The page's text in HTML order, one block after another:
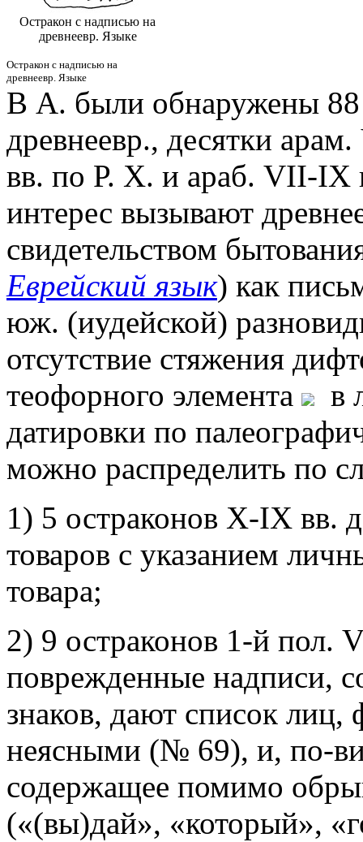
Остракон с надписью на
древнеевр. Языке
Остракон с надписью на
древнеевр. Языке
В А. были обнаружены
древнеевр., десятки
вв. по Р. Х. и араб. VII-
интерес вызывают
свидетельством
Еврейский язык) как
юж. (иудейской)
отсутствие стяжения
теофорного элемента
в
датировки по
можно распределить по
1) 5 остраконов X-IX вв.
товаров с указанием
товара;
2) 9 остраконов 1-й пол.
поврежденные надписи,
знаков, дают список
неясными (№ 69), и, по-
содержащее помимо
(«(вы)дай», «который»,